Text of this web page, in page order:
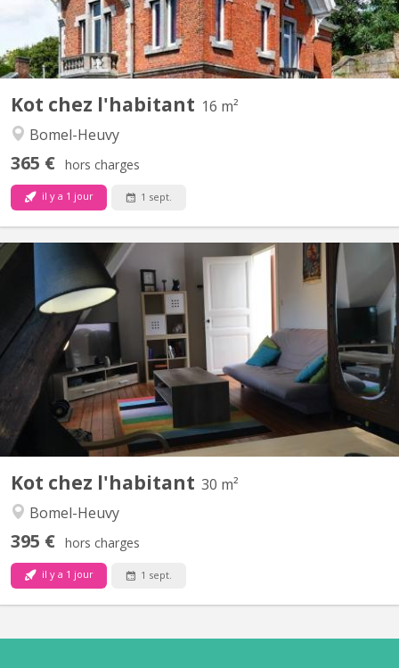
Kot chez l'habitant 16 m²
Bomel-Heuvy
365 € hors charges
il y a 1 jour 1 sept.
Kot chez l'habitant 30 m²
Bomel-Heuvy
395 € hors charges
il y a 1 jour 1 sept.
KN 2652
Kot meublé de caractère à louer chez l’habitant, rue Léanne à
Namur, à 5 min de la gare. 1 chambre de ± 30 m² à 475
euros/mois, charges et wifi compris. Cuisine équipée, WC et salle
de bains communs pour 2 koteurs. Jardin accessible. Etudiant non
fumeur, calme, sérieux et ne restant habituellement...